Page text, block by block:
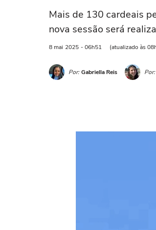
Mais de 130 cardeais
nova sessão será
8 mai 2025 - 06h51 (atualizado às
Por: Gabriella Reis Por: